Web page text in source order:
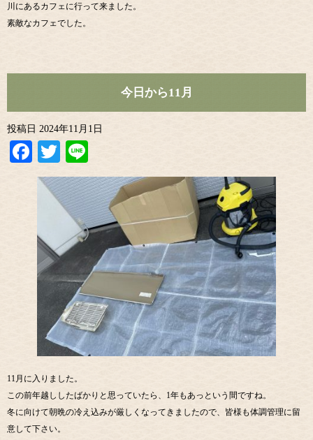
川にあるカフェに行って来ました。
素敵なカフェでした。
今日から11月
投稿日 2024年11月1日
Facebook
Twitter
11月に入りました。
この前年越ししたばかりと思っていたら、1年もあっという間ですね。
冬に向けて朝晩の冷え込みが厳しくなってきましたので、皆様も体調管理に留
意して下さい。